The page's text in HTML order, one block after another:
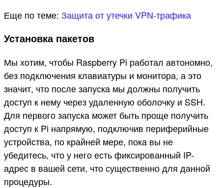
Еще по теме: Защита от утечки VPN-трафика
Установка пакетов
Мы хотим, чтобы Raspberry Pi работал автономно,
без подключения клавиатуры и монитора, а это
значит, что после запуска мы должны получить
доступ к нему через удаленную оболочку и SSH.
Для первого запуска может быть проще получить
доступ к Pi напрямую, подключив периферийные
устройства, по крайней мере, пока вы не
убедитесь, что у него есть фиксированный IP-
адрес в вашей сети, что существенно для данной
процедуры.